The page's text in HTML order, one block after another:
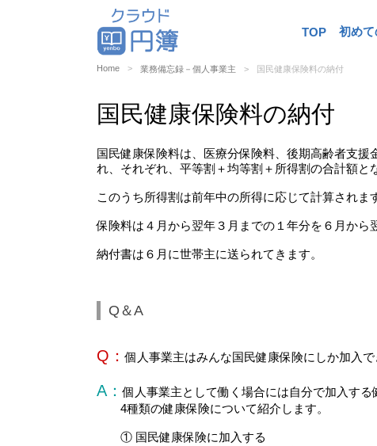
TOP 初め
Home 業務備忘録－個人事業主 国民健康保険料の納付
国民健康保険料の納付
国民健康保険料は、医療分保険料、後期高齢者支
れ、それぞれ、平等割＋均等割＋所得割の合計額と
このうち所得割は前年中の所得に応じて計算されま
保険料は４月から翌年３月までの１年分を６月から
納付書は６月に世帯主に送られてきます。
Q＆A
Q：個人事業主はみんな国民健康保険にしか加入で
A：個人事業主として働く場合には自分で加入す
4種類の健康保険について紹介します。
① 国民健康保険に加入する